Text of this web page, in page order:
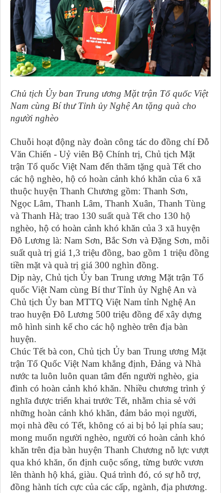
Chủ tịch Ủy ban Trung ương Mặt trận Tổ quốc Việt
Nam cùng Bí thư Tỉnh ủy Nghệ An tặng quà cho
người nghèo
Chuỗi hoạt động này đoàn công tác do đồng chí Đỗ
Văn Chiến - Uỷ viên Bộ Chính trị, Chủ tịch Mặt
trận Tổ quốc Việt Nam đến thăm tặng quà Tết cho
các hộ nghèo, hộ có hoàn cảnh khó khăn của 6 xã
thuộc huyện Thanh Chương gồm: Thanh Sơn,
Ngọc Lâm, Thanh Lâm, Thanh Xuân, Thanh Tùng
và Thanh Hà; trao 130 suất quà Tết cho 130 hộ
nghèo, hộ có hoàn cảnh khó khăn của 3 xã huyện
Đô Lương là: Nam Sơn, Bắc Sơn và Đặng Sơn, mỗi
suất quà trị giá 1,3 triệu đồng, bao gồm 1 triệu đồng
tiền mặt và quà trị giá 300 nghìn đồng.
Dịp này, Chủ tịch Ủy ban Trung ương Mặt trận Tổ
quốc Việt Nam cùng Bí thư Tỉnh ủy Nghệ An và
Chủ tịch Ủy ban MTTQ Việt Nam tỉnh Nghệ An
trao huyện Đô Lương 500 triệu đồng để xây dựng
mô hình sinh kế cho các hộ nghèo trên địa bàn
huyện.
Chúc Tết bà con, Chủ tịch Ủy ban Trung ương Mặt
trận Tổ Quốc Việt Nam khẳng định, Đảng và Nhà
nước ta luôn luôn quan tâm đến người nghèo, gia
đình có hoàn cảnh khó khăn. Nhiều chương trình ý
nghĩa được triển khai trước Tết, nhằm chia sẻ với
những hoàn cảnh khó khăn, đảm bảo mọi người,
mọi nhà đều có Tết, không có ai bị bỏ lại phía sau;
mong muốn người nghèo, người có hoàn cảnh khó
khăn trên địa bàn huyện Thanh Chương nỗ lực vượt
qua khó khăn, ổn định cuộc sống, từng bước vươn
lên thành hộ khá, giàu. Quá trình đó, có sự hỗ trợ,
đồng hành tích cực của các cấp, ngành, địa phương.